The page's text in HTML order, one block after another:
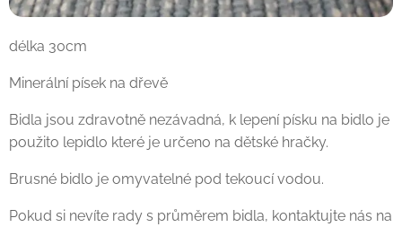
délka 30cm
Minerální písek na dřevě
Bidla jsou zdravotně nezávadná, k lepení písku na bidlo je
použito lepidlo které je určeno na dětské hračky.
Brusné bidlo je omyvatelné pod tekoucí vodou.
Pokud si nevíte rady s průměrem bidla, kontaktujte nás na